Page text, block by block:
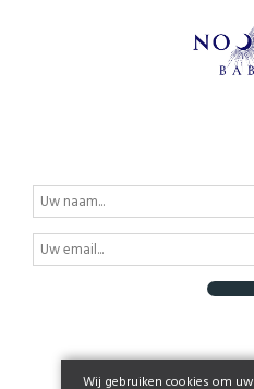
Wij gebruiken cookies om uw